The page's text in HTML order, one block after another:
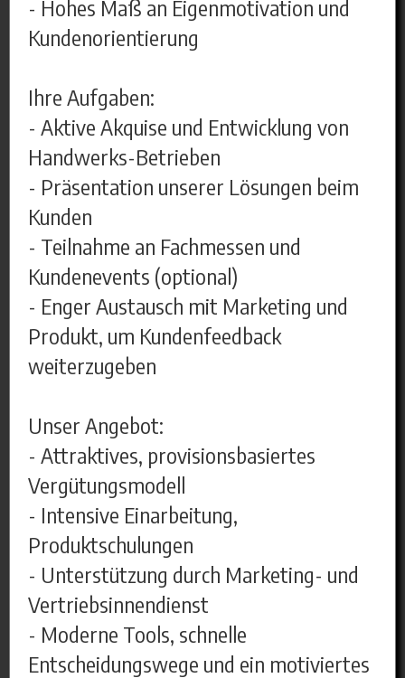
- Hohes Maß an Eigenmotivation und
Kundenorientierung
Ihre Aufgaben:
- Aktive Akquise und Entwicklung von
Handwerks-Betrieben
- Präsentation unserer Lösungen beim
Kunden
- Teilnahme an Fachmessen und
Kundenevents (optional)
- Enger Austausch mit Marketing und
Produkt, um Kundenfeedback
weiterzugeben
Unser Angebot:
- Attraktives, provisionsbasiertes
Vergütungsmodell
- Intensive Einarbeitung,
Produktschulungen
- Unterstützung durch Marketing- und
Vertriebsinnendienst
- Moderne Tools, schnelle
Entscheidungswege und ein motiviertes